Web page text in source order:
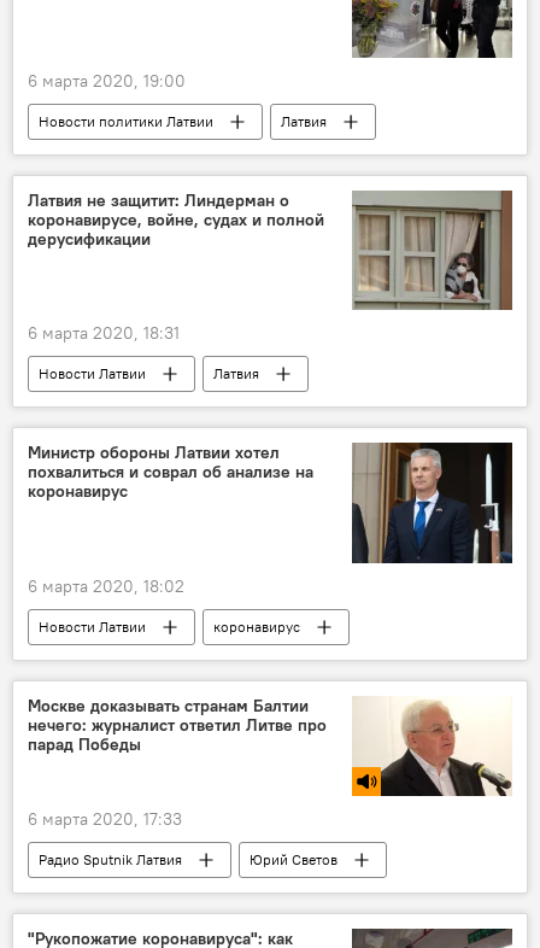
6 марта 2020, 19:00
Новости политики Латвии
Латвия
выборы президента
президент
Латвия не защитит: Линдерман о
коронавирусе, войне, судах и полной
дерусификации
6 марта 2020, 18:31
Новости Латвии
Латвия
коронавирус
телевидение
русский язык
Министр обороны Латвии хотел
похвалиться и соврал об анализе на
коронавирус
6 марта 2020, 18:02
Новости Латвии
коронавирус
Латвия
Артис Пабрикс
Москве доказывать странам Балтии
нечего: журналист ответил Литве про
парад Победы
6 марта 2020, 17:33
Радио Sputnik Латвия
Юрий Светов
Вторая мировая война
Великая Отечественная война
"Рукопожатие коронавируса": как